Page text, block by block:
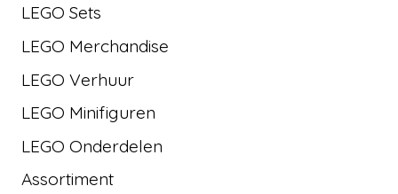
LEGO Sets
LEGO Merchandise
LEGO Verhuur
LEGO Minifiguren
LEGO Onderdelen
Assortiment